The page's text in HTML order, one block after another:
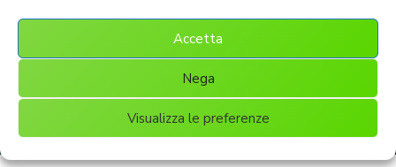
Accetta
Nega
Visualizza le preferenze